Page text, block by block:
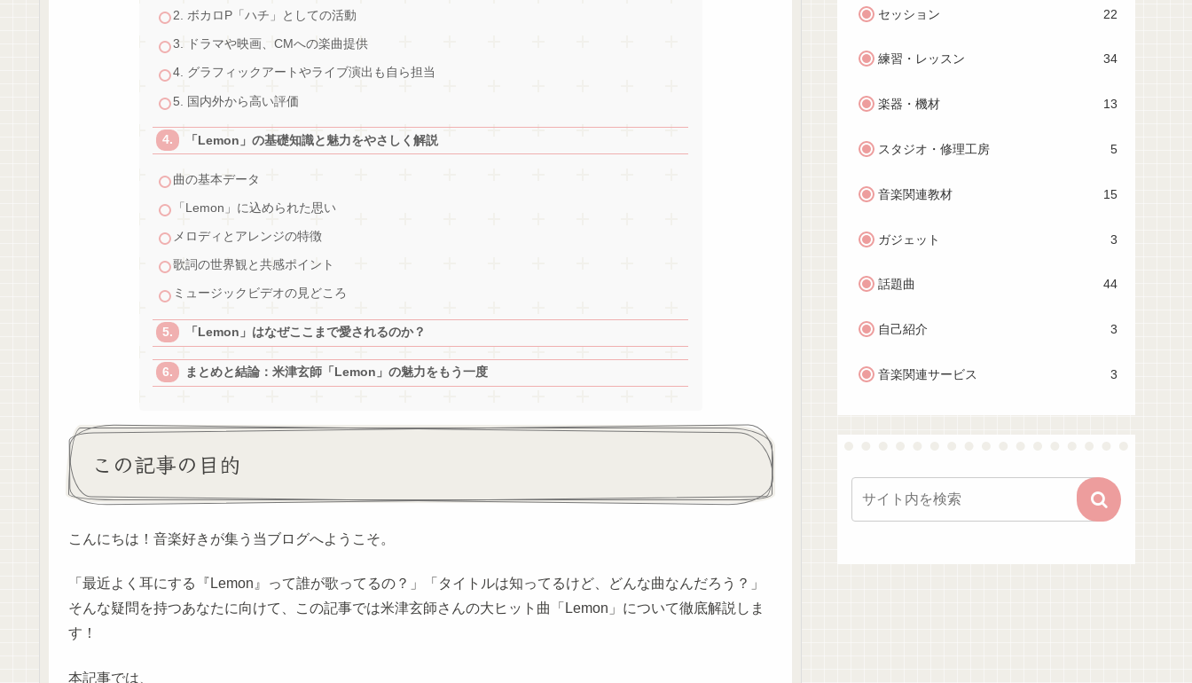
2. ボカロP「ハチ」としての活動
3. ドラマや映画、CMへの楽曲提供
4. グラフィックアートやライブ演出も自ら担当
5. 国内外から高い評価
「Lemon」の基礎知識と魅力をやさしく解説
曲の基本データ
「Lemon」に込められた思い
メロディとアレンジの特徴
歌詞の世界観と共感ポイント
ミュージックビデオの見どころ
「Lemon」はなぜここまで愛されるのか？
まとめと結論：米津玄師「Lemon」の魅力をもう一度
この記事の目的
こんにちは！音楽好きが集う当ブログへようこそ。
「最近よく耳にする『Lemon』って誰が歌ってるの？」「タイトルは知ってるけど、どんな曲なんだろう？」
そんな疑問を持つあなたに向けて、この記事では米津玄師さんの大ヒット曲「Lemon」について徹底解説しま
す！
本記事では、
セッション 22
練習・レッスン 34
楽器・機材 13
スタジオ・修理工房 5
音楽関連教材 15
ガジェット 3
話題曲 44
自己紹介 3
音楽関連サービス 3